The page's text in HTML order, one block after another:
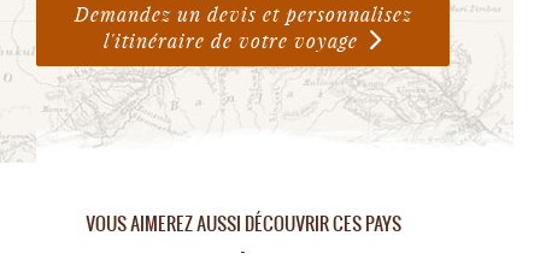
Demandez un devis et personnalisez
l'itinéraire de votre voyage
VOUS AIMEREZ AUSSI DÉCOUVRIR CES PAYS